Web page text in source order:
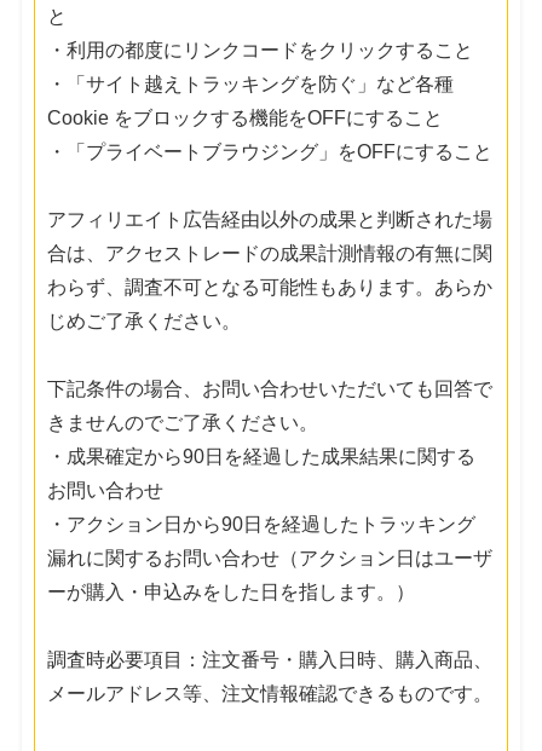
と
・利用の都度にリンクコードをクリックすること
・「サイト越えトラッキングを防ぐ」など各種
Cookie をブロックする機能をOFFにすること
・「プライベートブラウジング」をOFFにすること
アフィリエイト広告経由以外の成果と判断された場
合は、アクセストレードの成果計測情報の有無に関
わらず、調査不可となる可能性もあります。あらか
じめご了承ください。
下記条件の場合、お問い合わせいただいても回答で
きませんのでご了承ください。
・成果確定から90日を経過した成果結果に関する
お問い合わせ
・アクション日から90日を経過したトラッキング
漏れに関するお問い合わせ（アクション日はユーザ
ーが購入・申込みをした日を指します。）
調査時必要項目：注文番号・購入日時、購入商品、
メールアドレス等、注文情報確認できるものです。